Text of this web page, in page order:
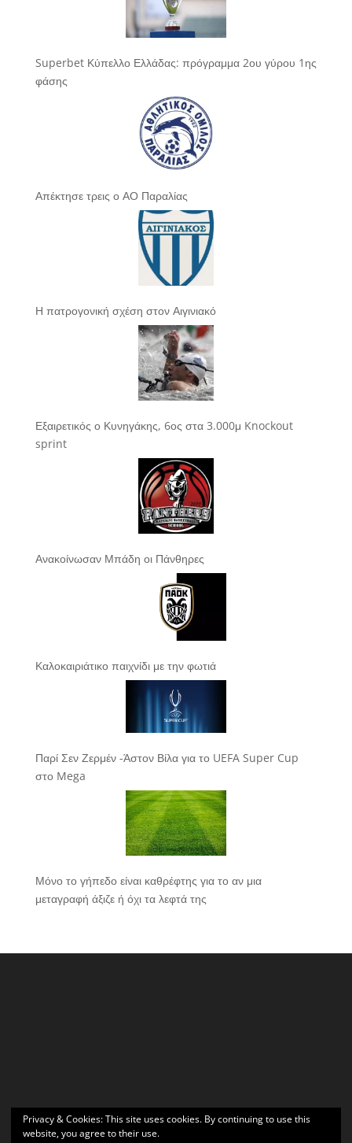
Superbet Κύπελλο Ελλάδας: πρόγραμμα 2ου γύρου 1ης
φάσης
Απέκτησε τρεις ο ΑΟ Παραλίας
Η πατρογονική σχέση στον Αιγινιακό
Εξαιρετικός ο Κυνηγάκης, 6ος στα 3.000μ Knockout
sprint
Ανακοίνωσαν Μπάδη οι Πάνθηρες
Καλοκαιριάτικο παιχνίδι με την φωτιά
Παρί Σεν Ζερμέν -Άστον Βίλα για το UEFA Super Cup
στο Mega
Μόνο το γήπεδο είναι καθρέφτης για το αν μια
μεταγραφή άξιζε ή όχι τα λεφτά της
Privacy & Cookies: This site uses cookies. By continuing to use this
website, you agree to their use.